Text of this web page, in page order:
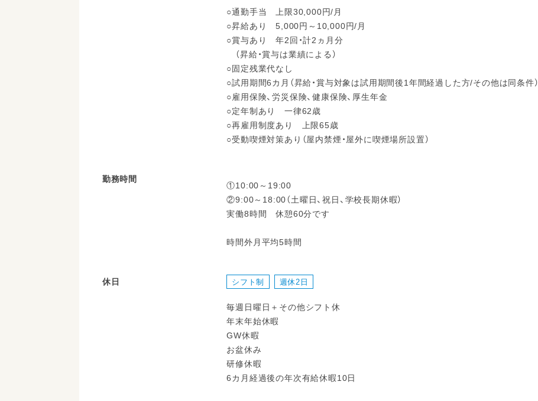
○通勤手当 上限30,000円/月
○昇給あり 5,000円～10,000円/月
○賞与あり 年2回・計2ヵ月分
（昇給・賞与は業績による）
○固定残業代なし
○試用期間6カ月（昇給・賞与対象は試用期間後1年間経過した方/その他は同条件）
○雇用保険、労災保険、健康保険、厚生年金
○定年制あり 一律62歳
○再雇用制度あり 上限65歳
○受動喫煙対策あり（屋内禁煙・屋外に喫煙場所設置）
勤務時間
①10:00～19:00
②9:00～18:00（土曜日、祝日、学校長期休暇）
実働8時間 休憩60分です
時間外月平均5時間
休日 シフト制 週休2日
毎週日曜日＋その他シフト休
年末年始休暇
GW休暇
お盆休み
研修休暇
6カ月経過後の年次有給休暇10日